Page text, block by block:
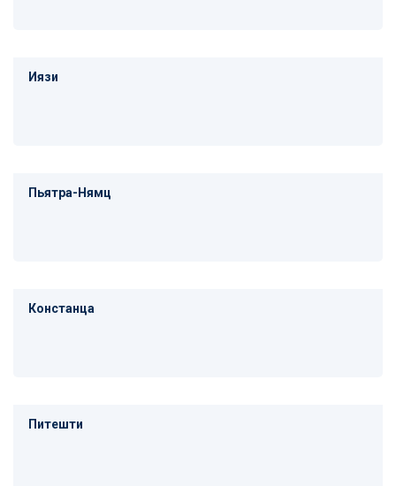
Иязи
Пьятра-Нямц
Констанца
Питешти